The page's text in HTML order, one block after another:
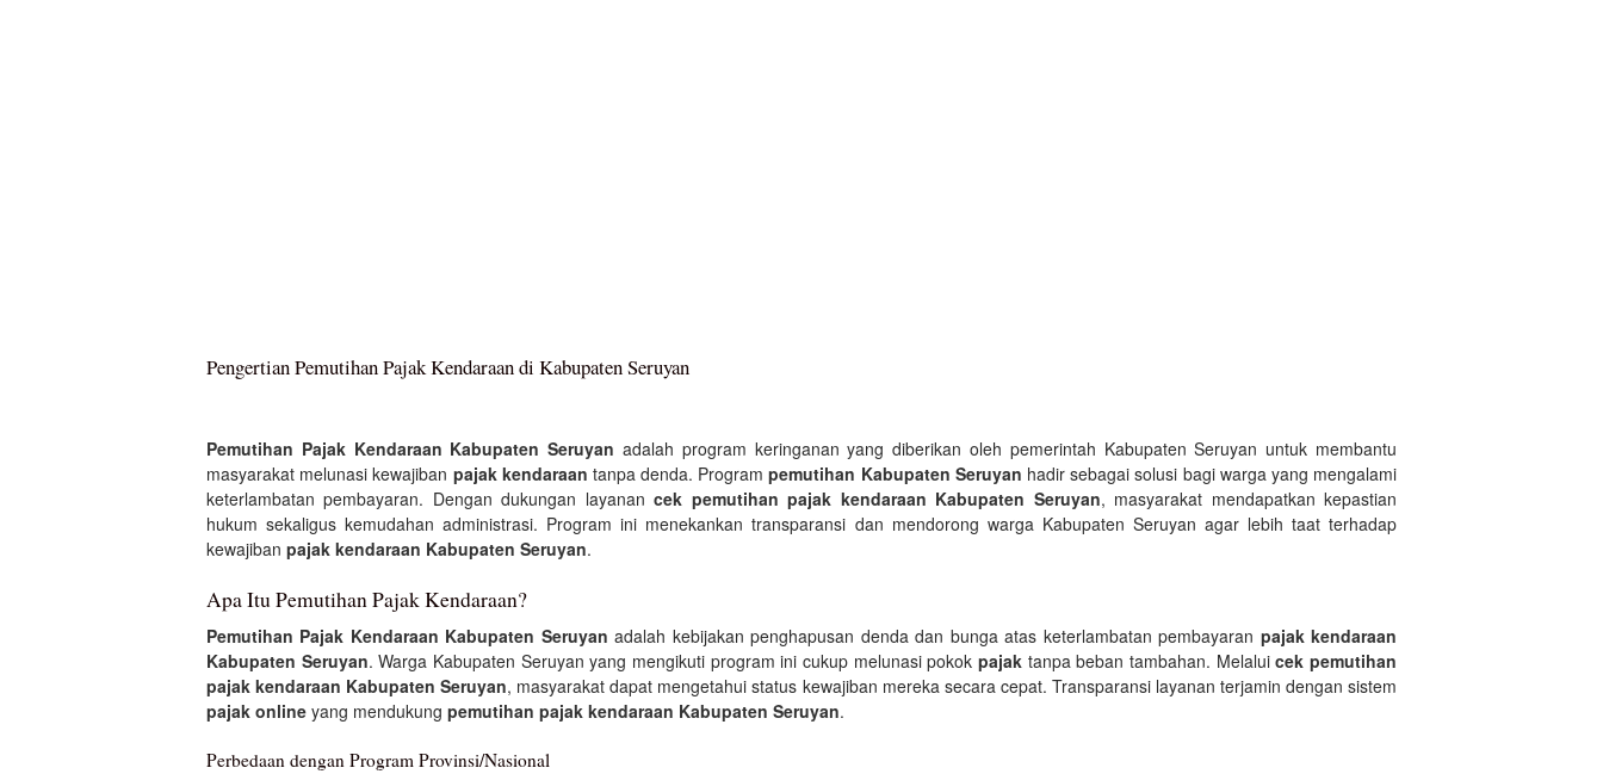
Pengertian Pemutihan Pajak Kendaraan di Kabupaten Seruyan
Pemutihan Pajak Kendaraan Kabupaten Seruyan adalah program keringanan yang diberikan oleh pemerintah Kabupaten Seruyan untuk membantu
masyarakat melunasi kewajiban pajak kendaraan tanpa denda. Programpemutihan Kabupaten Seruyan hadir sebagai solusi bagi warga yang mengalami
keterlambatan pembayaran. Dengan dukungan layanancek pemutihan pajak kendaraan Kabupaten Seruyan, masyarakat mendapatkan kepastian
hukum sekaligus kemudahan administrasi. Program ini menekankan transparansi dan mendorong warga Kabupaten Seruyan agar lebih taat terhadap
kewajiban pajak kendaraan Kabupaten Seruyan.
Apa Itu Pemutihan Pajak Kendaraan?
Pemutihan Pajak Kendaraan Kabupaten Seruyan adalah kebijakan penghapusan denda dan bunga atas keterlambatan pembayaran pajak kendaraan
Kabupaten Seruyan. Warga Kabupaten Seruyan yang mengikuti program ini cukup melunasi pokokpajak tanpa beban tambahan. Melaluicek pemutihan
pajak kendaraan Kabupaten Seruyan, masyarakat dapat mengetahui status kewajiban mereka secara cepat. Transparansi layanan terjamin dengan sistem
pajak online yang mendukung pemutihan pajak kendaraan Kabupaten Seruyan.
Perbedaan dengan Program Provinsi/Nasional